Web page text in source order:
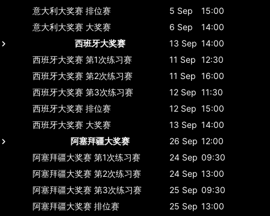
意大利大奖赛 排位赛 5 Sep
15:00
意大利大奖赛 大奖赛 6 Sep
14:00
西班牙大奖赛
13 Sep 14:00
西班牙大奖赛 第1次练习赛 11 Sep 12:30
西班牙大奖赛 第2次练习赛 11 Sep 16:00
西班牙大奖赛 第3次练习赛 12 Sep 11:30
西班牙大奖赛 排位赛 12 Sep 15:00
西班牙大奖赛 大奖赛 13 Sep 14:00
阿塞拜疆大奖赛
26 Sep 12:00
阿塞拜疆大奖赛 第1次练习赛 24 Sep 09:30
阿塞拜疆大奖赛 第2次练习赛 24 Sep 13:00
阿塞拜疆大奖赛 第3次练习赛 25 Sep 09:30
阿塞拜疆大奖赛 排位赛 25 Sep 13:00